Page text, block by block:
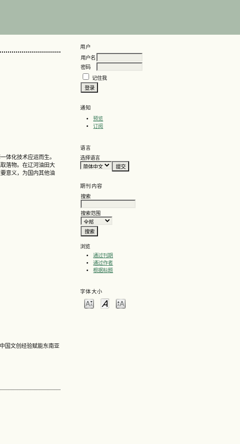
用户
用户名
密码
记住我
通知
预览
订阅
语言
选择语言
期刊内容
搜索
搜索范围
浏览
通过刊期
通过作者
根据标题
字体大小
体化技术应运而生。
落物。在辽河油田大
意义，为国内其他油
国文创经验赋能东南亚